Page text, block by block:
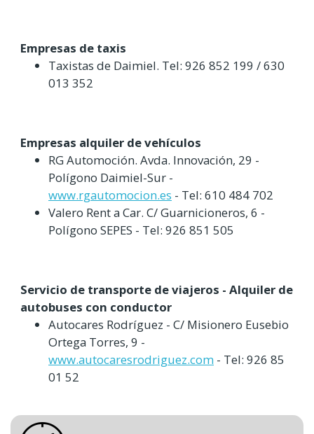
Empresas de taxis
Taxistas de Daimiel. Tel: 926 852 199 / 630
013 352
Empresas alquiler de vehículos
RG Automoción. Avda. Innovación, 29 -
Polígono Daimiel-Sur -
www.rgautomocion.es - Tel: 610 484 702
Valero Rent a Car. C/ Guarnicioneros, 6 -
Polígono SEPES - Tel: 926 851 505
Servicio de transporte de viajeros - Alquiler de
autobuses con conductor
Autocares Rodríguez - C/ Misionero Eusebio
Ortega Torres, 9 -
www.autocaresrodriguez.com - Tel: 926 85
01 52